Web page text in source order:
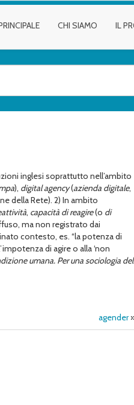
CHI SIAMO IL
inglesi soprattutto nell’ambito
), digital agency(azienda digitale,
della Rete). 2) In ambito
, capacità di reagire(o di
ma non registrato dai
contesto, es. “la potenza di
di agire o alla ‘non
umana. Per una sociologia del
agender